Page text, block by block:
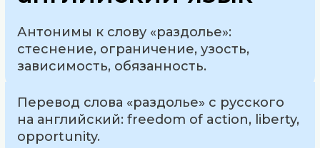
Антонимы к слову «раздолье»:
стеснение, ограничение, узость,
зависимость, обязанность.
Перевод слова «раздолье» с русского
на английский: freedom of action, liberty,
opportunity.